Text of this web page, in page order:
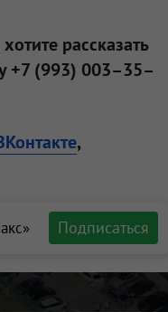
рассказать
+7 (993) 003–35–
,
Подписаться